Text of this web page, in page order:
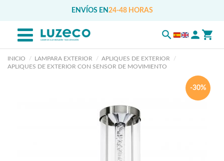
ENVÍOS EN 24-48 HORAS
INICIO LAMPARA EXTERIOR
APLIQUES DE EXTERIOR
APLIQUES DE EXTERIOR CON SENSOR DE MOVIMIENTO
-30%